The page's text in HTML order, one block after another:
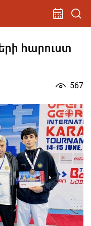
հարուստ
567